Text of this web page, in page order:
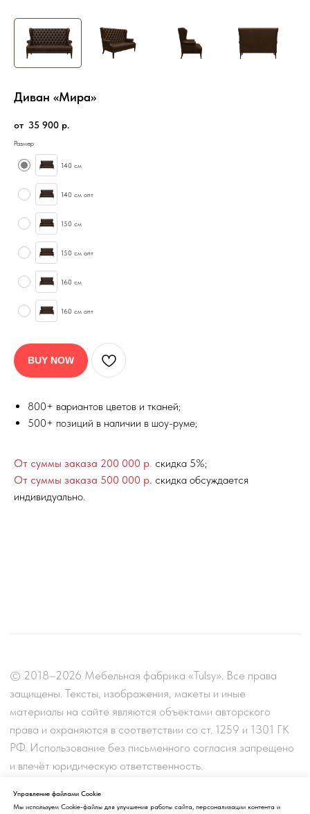
Диван «Мира»
35 900 р.
Размер
140 см
140 см опт
150 см
150 см опт
160 см
160 см опт
BUY NOW
800+ вариантов цветов и тканей;
500+ позиций в наличии в шоу-руме;
От суммы заказа 200 000 р. скидка 5%;
От суммы заказа 500 000 р. скидка обсуждается
индивидуально.
Управление файлами Cookie
Мы используем Cookie-файлы для улучшения работы сайта, персонализации контента и